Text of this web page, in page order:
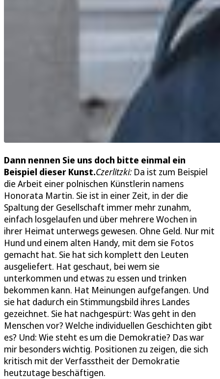
Dann nennen Sie uns doch bitte einmal ein
Beispiel dieser Kunst.Czerlitzki: Da ist zum Beispiel
die Arbeit einer polnischen Künstlerin namens
Honorata Martin. Sie ist in einer Zeit, in der die
Spaltung der Gesellschaft immer mehr zunahm,
einfach losgelaufen und über mehrere Wochen in
ihrer Heimat unterwegs gewesen. Ohne Geld. Nur mit
Hund und einem alten Handy, mit dem sie Fotos
gemacht hat. Sie hat sich komplett den Leuten
ausgeliefert. Hat geschaut, bei wem sie
unterkommen und etwas zu essen und trinken
bekommen kann. Hat Meinungen aufgefangen. Und
sie hat dadurch ein Stimmungsbild ihres Landes
gezeichnet. Sie hat nachgespürt: Was geht in den
Menschen vor? Welche individuellen Geschichten gibt
es? Und: Wie steht es um die Demokratie? Das war
mir besonders wichtig. Positionen zu zeigen, die sich
kritisch mit der Verfasstheit der Demokratie
heutzutage beschäftigen.